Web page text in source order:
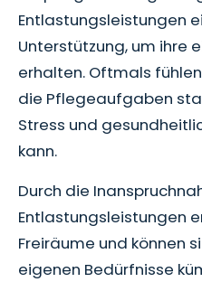
Entlastungsleistungen
Unterstützung, um ihre
erhalten. Oftmals
die Pflegeaufgaben
Stress und
kann.
Durch die
Entlastungsleistungen
Freiräume und können
eigenen Bedürfnisse